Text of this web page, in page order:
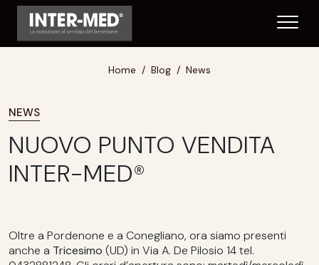
Home Blog News
NEWS
NUOVO PUNTO VENDITA
INTER-MED®
Oltre a Pordenone e a Conegliano, ora siamo presenti
anche a Tricesimo (UD) in Via A. De Pilosio 14 tel.